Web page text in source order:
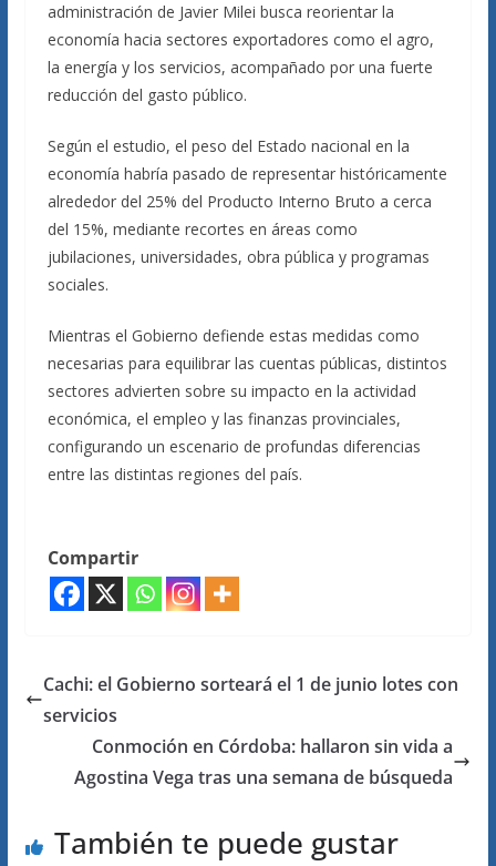
administración de Javier Milei busca reorientar la
economía hacia sectores exportadores como el agro,
la energía y los servicios, acompañado por una fuerte
reducción del gasto público.
Según el estudio, el peso del Estado nacional en la
economía habría pasado de representar históricamente
alrededor del 25% del Producto Interno Bruto a cerca
del 15%, mediante recortes en áreas como
jubilaciones, universidades, obra pública y programas
sociales.
Mientras el Gobierno defiende estas medidas como
necesarias para equilibrar las cuentas públicas, distintos
sectores advierten sobre su impacto en la actividad
económica, el empleo y las finanzas provinciales,
configurando un escenario de profundas diferencias
entre las distintas regiones del país.
Compartir
Cachi: el Gobierno sorteará el 1 de junio lotes con
servicios
Conmoción en Córdoba: hallaron sin vida a
Agostina Vega tras una semana de búsqueda
También te puede gustar